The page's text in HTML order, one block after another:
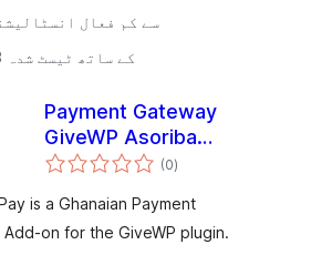
10 سے کم فعال
7.0.3 کے ساتھ ٹیسٹ شدہ
Payment Gateway
GiveWP Asoriba
BusinessPay(0مجموعی
درجہ
)
is a Ghanaian Payment
on for the GiveWP plugin.